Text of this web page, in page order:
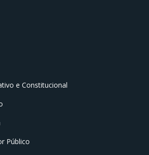
e Constitucional
Público